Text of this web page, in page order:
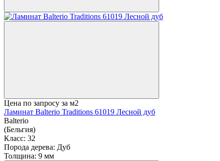
Цена по запросу за м2
Ламинат Balterio Traditions 61019 Лесной дуб
Balterio
(Бельгия)
Класс: 32
Порода дерева: Дуб
Толщина: 9 мм